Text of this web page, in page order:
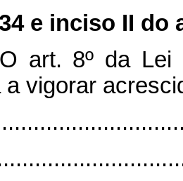
e inciso II do
art. 8º da
vigorar